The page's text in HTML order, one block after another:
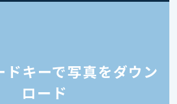
ドキーで写真をダウン
ロード